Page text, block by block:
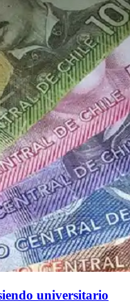
universitario